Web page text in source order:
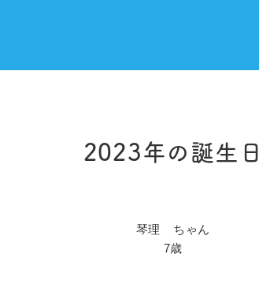
2023年の誕生日
琴理 ちゃん
7歳